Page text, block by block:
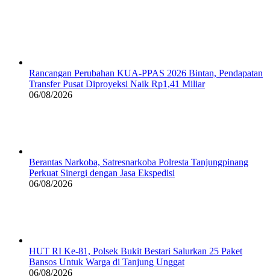
Rancangan Perubahan KUA-PPAS 2026 Bintan, Pendapatan
Transfer Pusat Diproyeksi Naik Rp1,41 Miliar
06/08/2026
Berantas Narkoba, Satresnarkoba Polresta Tanjungpinang
Perkuat Sinergi dengan Jasa Ekspedisi
06/08/2026
HUT RI Ke-81, Polsek Bukit Bestari Salurkan 25 Paket
Bansos Untuk Warga di Tanjung Unggat
06/08/2026